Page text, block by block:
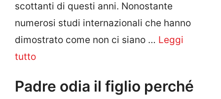
scottanti di questi anni. Nonostante
numerosi studi internazionali che hanno
dimostrato come non ci siano … Leggi
tutto
Padre odia il figlio perché